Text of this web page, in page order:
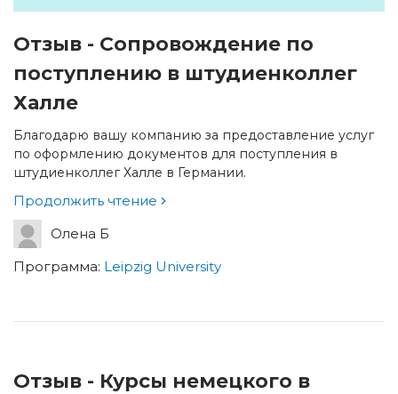
Отзыв - Сопровождение по
поступлению в штудиенколлег
Халле
Благодарю вашу компанию за предоставление услуг
по оформлению документов для поступления в
штудиенколлег Халле в Германии.
Продолжить чтение
Олена Б
Программа: Leipzig University
Отзыв - Курсы немецкого в